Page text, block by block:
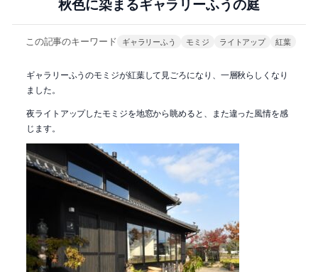
秋色に染まるギャラリーふうの庭
この記事のキーワード ギャラリーふう モミジ ライトアップ 紅葉
ギャラリーふうのモミジが紅葉して見ごろになり、一層秋らしくなり
ました。
夜ライトアップしたモミジを地窓から眺めると、また違った風情を感
じます。